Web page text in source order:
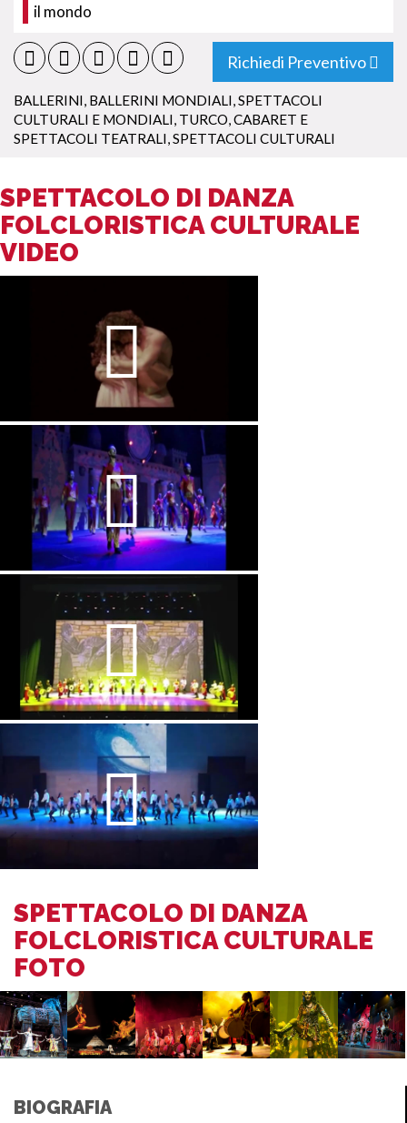
il mondo
Richiedi Preventivo
BALLERINI, BALLERINI MONDIALI,SPETTACOLI
CULTURALI E MONDIALI, TURCO,CABARET E
SPETTACOLI TEATRALI,SPETTACOLI CULTURALI
SPETTACOLO DI DANZA
FOLCLORISTICA CULTURALE
VIDEO
SPETTACOLO DI DANZA
FOLCLORISTICA CULTURALE
FOTO
BIOGRAFIA